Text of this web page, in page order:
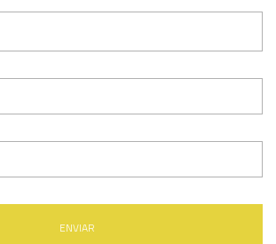
ENVIAR